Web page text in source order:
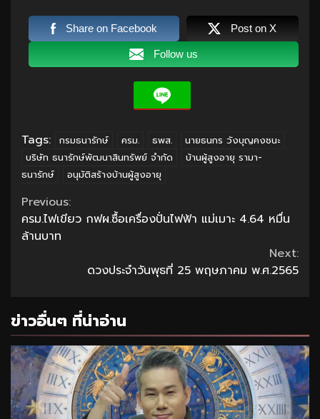
Share on Facebook Post on X
Follow us
Tags: กรมธนารักษ์ ครม. ธพส.
นายธนกร วังบุญคงชนะ
บริษัท ธนารักษ์พัฒนาสินทรัพย์ จำกัด
บ้านผู้สูงอายุ รามา-
ธนารักษ์
อนุมัติสร้างบ้านผู้สูงอายุ
Continue
Reading
Previous:
ครม.ไฟเขียว กฟผ.ซื้อเครื่องปั่นไฟฟ้า แม่เมาะ 4.64 หมื่น
ล้านบาท
Next:
ดวงประจำวันพุธที่ 25 พฤษภาคม พ.ศ.2565
ข่าวอื่นๆ ที่น่าอ่าน